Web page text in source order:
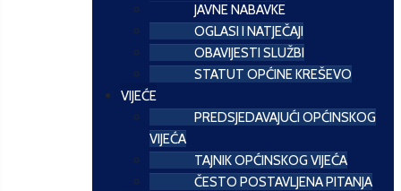
JAVNE NABAVKE
OGLASI I NATJEČAJI
OBAVIJESTI SLUŽBI
STATUT OPĆINE KREŠEVO
VIJEĆE
PREDSJEDAVAJUĆI OPĆINSKOG
VIJEĆA
TAJNIK OPĆINSKOG VIJEĆA
ČESTO POSTAVLJENA PITANJA